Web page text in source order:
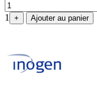
1 + Ajouter au panier